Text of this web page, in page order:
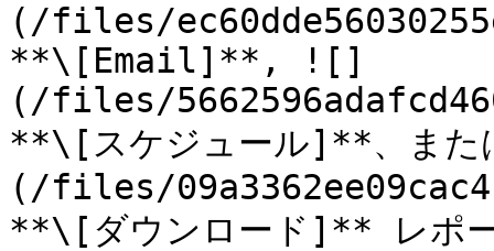
(/files/
**\[Email]**, ![]
(/files/
**\[スケジュール]**、ま
(/files/
**\[ダウンロード]** レポー